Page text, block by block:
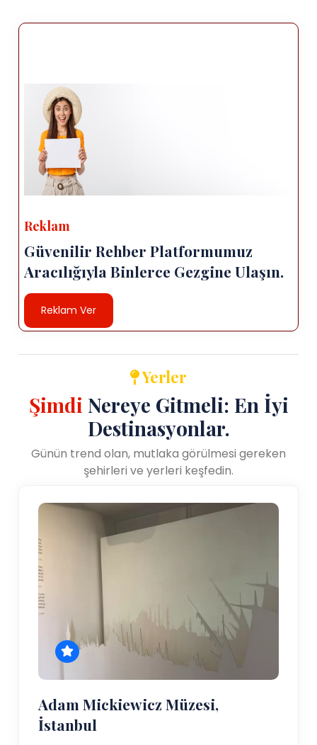
Reklam
Güvenilir Rehber Platformumuz
Aracılığıyla Binlerce Gezgine Ulaşın.
Reklam Ver
Yerler
Şimdi Nereye Gitmeli: En İyi
Destinasyonlar.
Günün trend olan, mutlaka görülmesi gereken
şehirleri ve yerleri keşfedin.
Adam Mickiewicz Müzesi,
İstanbul